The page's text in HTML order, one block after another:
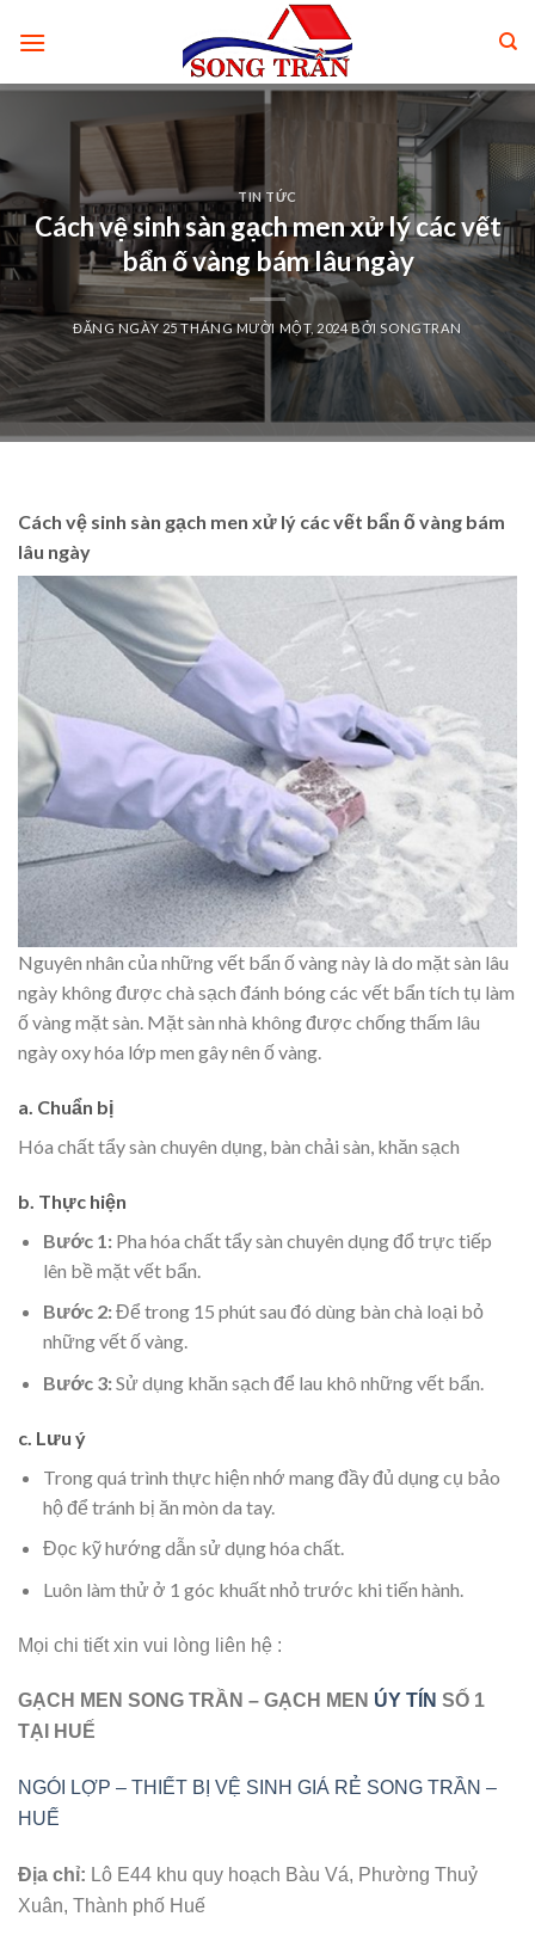
TIN TỨC
Cách vệ sinh sàn gạch men xử lý các vết
bẩn ố vàng bám lâu ngày
ĐĂNG NGÀY 25 THÁNG MƯỜI MỘT, 2024BỞI SONGTRAN
Cách vệ sinh sàn gạch men xử lý các vết bẩn ố vàng bám
lâu ngày
Nguyên nhân của những vết bẩn ố vàng này là do mặt sàn lâu
ngày không được chà sạch đánh bóng các vết bẩn tích tụ làm
ố vàng mặt sàn. Mặt sàn nhà không được chống thấm lâu
ngày oxy hóa lớp men gây nên ố vàng.
a. Chuẩn bị
Hóa chất tẩy sàn chuyên dụng, bàn chải sàn, khăn sạch
b. Thực hiện
Bước 1:Pha hóa chất tẩy sàn chuyên dụng đổ trực tiếp
lên bề mặt vết bẩn.
Bước 2:Để trong 15 phút sau đó dùng bàn chà loại bỏ
những vết ố vàng.
Bước 3:Sử dụng khăn sạch để lau khô những vết bẩn.
c. Lưu ý
Trong quá trình thực hiện nhớ mang đầy đủ dụng cụ bảo
hộ để tránh bị ăn mòn da tay.
Đọc kỹ hướng dẫn sử dụng hóa chất.
Luôn làm thử ở 1 góc khuất nhỏ trước khi tiến hành.
Mọi chi tiết xin vui lòng liên hệ :
GẠCH MEN SONG TRẦN – GẠCH MEN ÚY TÍN SỐ 1
TẠI HUẾ
NGÓI LỢP – THIẾT BỊ VỆ SINH GIÁ RẺ SONG TRẦN –
HUẾ
Địa chỉ: Lô E44 khu quy hoạch Bàu Vá, Phường Thuỷ
Xuân, Thành phố Huế